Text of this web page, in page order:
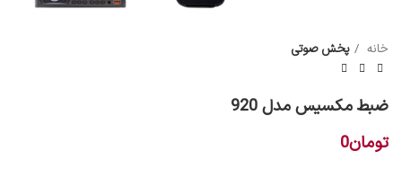
خانه پخش صوتی
ضبط مکسیس مدل 920
تومان0